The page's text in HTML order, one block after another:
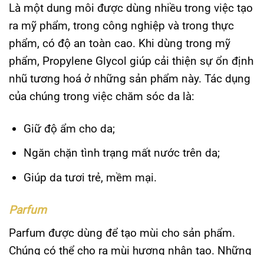
Là một dung môi được dùng nhiều trong việc tạo
ra mỹ phẩm, trong công nghiệp và trong thực
phẩm, có độ an toàn cao. Khi dùng trong mỹ
phẩm, Propylene Glycol giúp cải thiện sự ổn định
nhũ tương hoá ở những sản phẩm này. Tác dụng
của chúng trong việc chăm sóc da là:
Giữ độ ẩm cho da;
Ngăn chặn tình trạng mất nước trên da;
Giúp da tươi trẻ, mềm mại.
Parfum
Parfum được dùng để tạo mùi cho sản phẩm.
Chúng có thể cho ra mùi hương nhân tạo. Những